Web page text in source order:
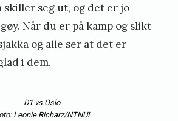
skiller seg ut, og det er jo
Når du er på kamp og slikt
og alle ser at det er
i dem.
D1 vs Oslo
Leonie Richarz/NTNUI